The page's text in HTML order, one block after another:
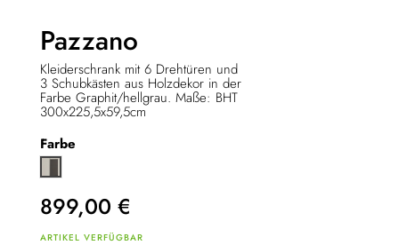
Pazzano
Kleiderschrank mit 6 Drehtüren und
3 Schubkästen aus Holzdekor in der
Farbe Graphit/hellgrau. Maße: BHT
300x225,5x59,5cm
Farbe
899,00 €
ARTIKEL VERFÜGBAR